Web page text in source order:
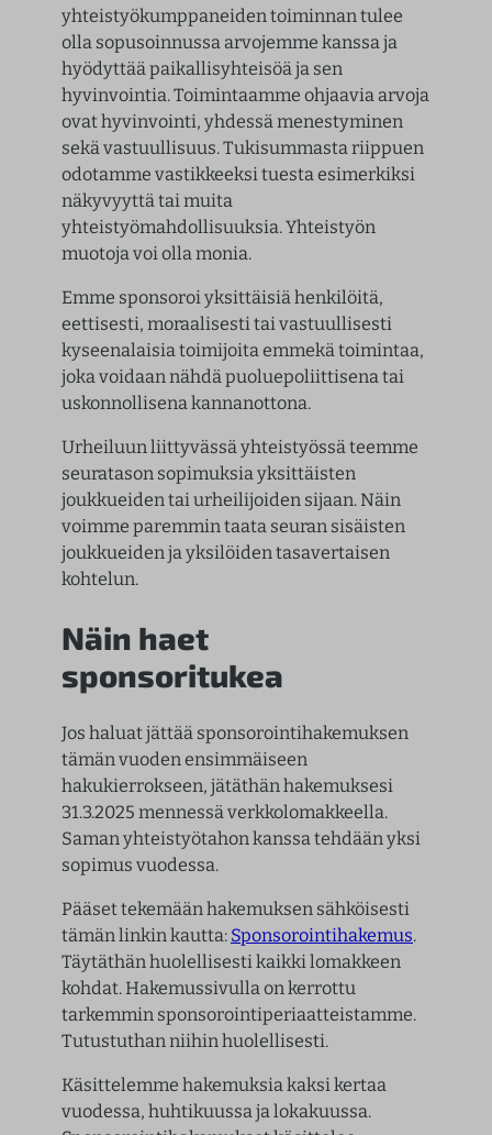
yhteistyökumppaneiden toiminnan tulee
olla sopusoinnussa arvojemme kanssa ja
hyödyttää paikallisyhteisöä ja sen
hyvinvointia. Toimintaamme ohjaavia arvoja
ovat hyvinvointi, yhdessä menestyminen
sekä vastuullisuus. Tukisummasta riippuen
odotamme vastikkeeksi tuesta esimerkiksi
näkyvyyttä tai muita
yhteistyömahdollisuuksia. Yhteistyön
muotoja voi olla monia.
Emme sponsoroi yksittäisiä henkilöitä,
eettisesti, moraalisesti tai vastuullisesti
kyseenalaisia toimijoita emmekä toimintaa,
joka voidaan nähdä puoluepoliittisena tai
uskonnollisena kannanottona.
Urheiluun liittyvässä yhteistyössä teemme
seuratason sopimuksia yksittäisten
joukkueiden tai urheilijoiden sijaan. Näin
voimme paremmin taata seuran sisäisten
joukkueiden ja yksilöiden tasavertaisen
kohtelun.
Näin haet
sponsoritukea
Jos haluat jättää sponsorointihakemuksen
tämän vuoden ensimmäiseen
hakukierrokseen, jätäthän hakemuksesi
31.3.2025 mennessä verkkolomakkeella.
Saman yhteistyötahon kanssa tehdään yksi
sopimus vuodessa.
Pääset tekemään hakemuksen sähköisesti
tämän linkin kautta: Sponsorointihakemus.
Täytäthän huolellisesti kaikki lomakkeen
kohdat. Hakemussivulla on kerrottu
tarkemmin sponsorointiperiaatteistamme.
Tutustuthan niihin huolellisesti.
Käsittelemme hakemuksia kaksi kertaa
vuodessa, huhtikuussa ja lokakuussa.